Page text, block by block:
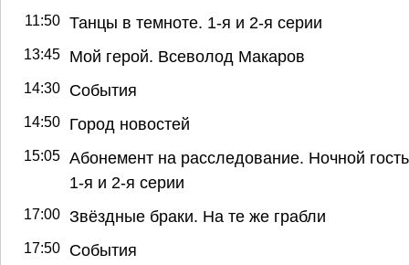
11:50 Танцы в темноте. 1-я и 2-я серии
13:45 Мой герой. Всеволод Макаров
14:30 События
14:50 Город новостей
15:05 Абонемент на расследование. Ночной
1-я и 2-я серии
17:00 Звёздные браки. На те же грабли
17:50 События